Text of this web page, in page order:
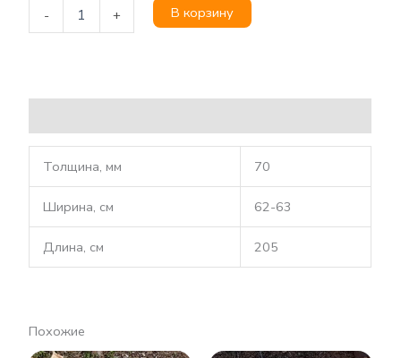
- + В корзину
Толщина, мм 70
Ширина, см 62-63
Длина, см 205
Похожие